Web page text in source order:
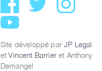
Site développé parJP Legal
etVincent Barrieret Anthony
Demangel